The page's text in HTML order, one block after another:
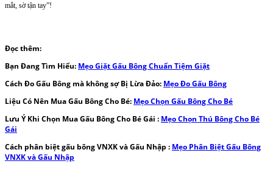
mắt, sờ tận tay”!
Đọc thêm:
Bạn Đang Tìm Hiểu: Mẹo Giặt Gấu Bông Chuẩn Tiệm Giặt
Cách Đo Gấu Bông mà không sợ Bị Lừa Đảo: Mẹo Đo Gấu Bông
Liệu Có Nên Mua Gấu Bông Cho Bé: Mẹo Chọn Gấu Bông Cho Bé
Lưu Ý Khi Chọn Mua Gấu Bông Cho Bé Gái : Mẹo Chọn Thú Bông Cho Bé
Gái
Cách phân biệt gấu bông VNXK và Gấu Nhập : Mẹo Phân Biệt Gấu Bông
VNXK và Gấu Nhập